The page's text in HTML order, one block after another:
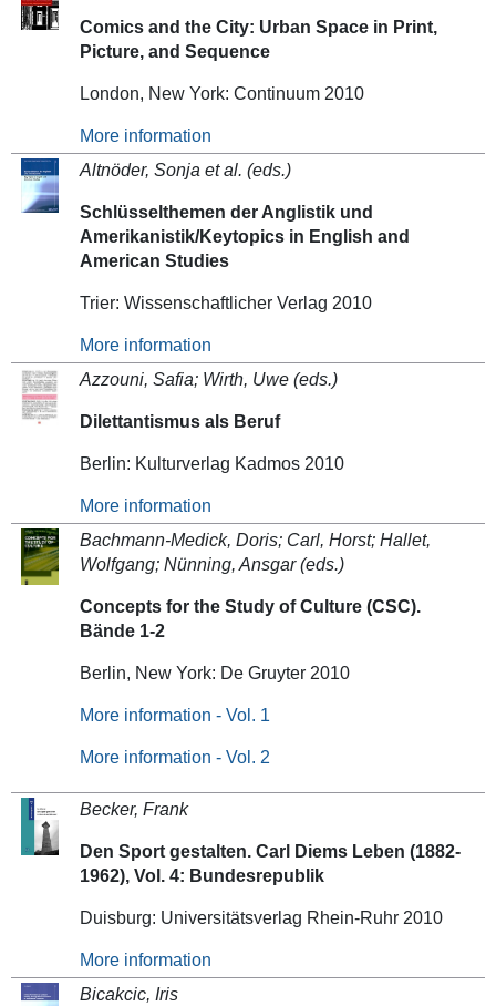
Comics and the City: Urban Space in Print,
Picture, and Sequence
London, New York: Continuum 2010
More information
Altnöder, Sonja et al. (eds.)
Schlüsselthemen der Anglistik und
Amerikanistik/Keytopics in English and
American Studies
Trier: Wissenschaftlicher Verlag 2010
More information
Azzouni, Safia; Wirth, Uwe (eds.)
Dilettantismus als Beruf
Berlin: Kulturverlag Kadmos 2010
More information
Bachmann-Medick, Doris; Carl, Horst; Hallet,
Wolfgang; Nünning, Ansgar (eds.)
Concepts for the Study of Culture (CSC).
Bände 1-2
Berlin, New York: De Gruyter 2010
More information- Vol. 1
More information- Vol. 2
Becker, Frank
Den Sport gestalten. Carl Diems Leben (1882-
1962), Vol. 4: Bundesrepublik
Duisburg: Universitätsverlag Rhein-Ruhr 2010
More information
Bicakcic, Iris